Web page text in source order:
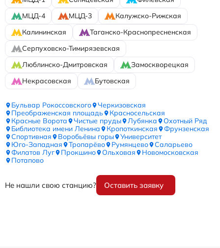
МЦД-4
МЦД-3
Калужско-Рижская
Калининская
Таганско-Краснопресненская
Серпуховско-Тимирязевская
Люблинско-Дмитровская
Замоскворецкая
Некрасовская
Бутовская
Бульвар Рокоссовского
Черкизовская
Преображенская площадь
Красносельская
Красные Ворота
Чистые пруды Лубянка
Охотный Ряд
Библиотека имени Ленина
Кропоткинская
Фрунзенская
Спортивная
Воробьёвы горы
Университет
Юго-Западная
Тропарёво Румянцево
Саларьево
Филатов Луг
Прокшино Ольховая
Новомосковская
Потапово
Не нашли свою станцию? Оставить заявку